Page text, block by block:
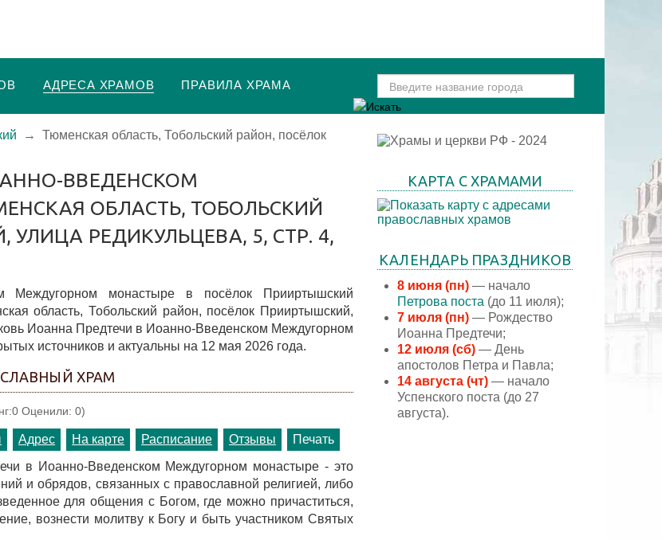
АДРЕСА ХРАМОВ ПРАВИЛА ХРАМА
→
Тюменская область, Тобольский район, посёлок
ВВЕДЕНСКОМ
ОБЛАСТЬ, ТОБОЛЬСКИЙ
РЕДИКУЛЬЦЕВА, 5, СТР. 4,
Междугорном монастыре в посёлок Прииртышский
область, Тобольский район, посёлок Прииртышский,
Иоанна Предтечи в Иоанно-Введенском Междугорном
источников и актуальны на 12 мая 2026 года.
ХРАМ
Оценили: 0)
Адрес На карте Расписание Отзывы
Печать
в Иоанно-Введенском Междугорном монастыре - это
и обрядов, связанных с православной религией, либо
для общения с Богом, где можно причаститься,
вознести молитву к Богу и быть участником Святых
КАРТА С ХРАМАМИ
КАЛЕНДАРЬ ПРАЗДНИКОВ
8 июня (пн) — начало
Петрова поста (до 11 июля);
7 июля (пн) — Рождество
Иоанна Предтечи;
12 июля (сб) — День
апостолов Петра и Павла;
14 августа (чт) — начало
Успенского поста (до 27
августа).